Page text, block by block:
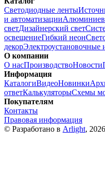
Светодиодные ленты
и автоматизации
светДизайнерский свет
освещениеГибкий неон
декорЭлектроустановочные
О компании
О насПроизводствоНовости
Информация
КаталогиВидеоНовинки
ответКалькуляторыСхемы
Покупателям
Контакты
Правовая информация
© Разработано в Arlight, 2026